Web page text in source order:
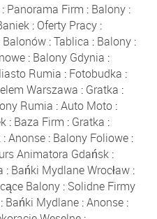
: Panorama Firm : Balony :
: Oferty Pracy:
:Tablica : Balony:
: Balony Gdynia :
Rumia : Fotobudka :
Warszawa : Gratka :
Rumia :Auto Moto :
: Baza Firm : Gratka :
:Anonse : Balony Foliowe :
Animatora Gdańsk :
: Bańki Mydlane Wrocław:
Balony: Solidne Firmy
Bańki Mydlane:Anonse: